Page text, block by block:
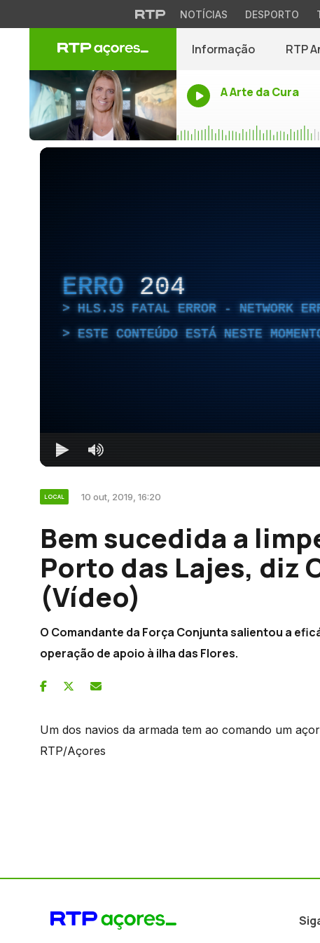
NOTÍCIAS DESPORTO
Informação RTP
A Arte da Cura
ERRO 204
HLS.JS FATAL ERROR - NETWORK
ESTE CONTEÚDO ESTÁ NESTE
LOCAL 10 out, 2019, 16:20
Bem sucedida a
Porto das Lajes, diz
(Vídeo)
O Comandante da Força Conjunta salientou a
operação de apoio à ilha das Flores.
Um dos navios da armada tem ao comando um
RTP/Açores